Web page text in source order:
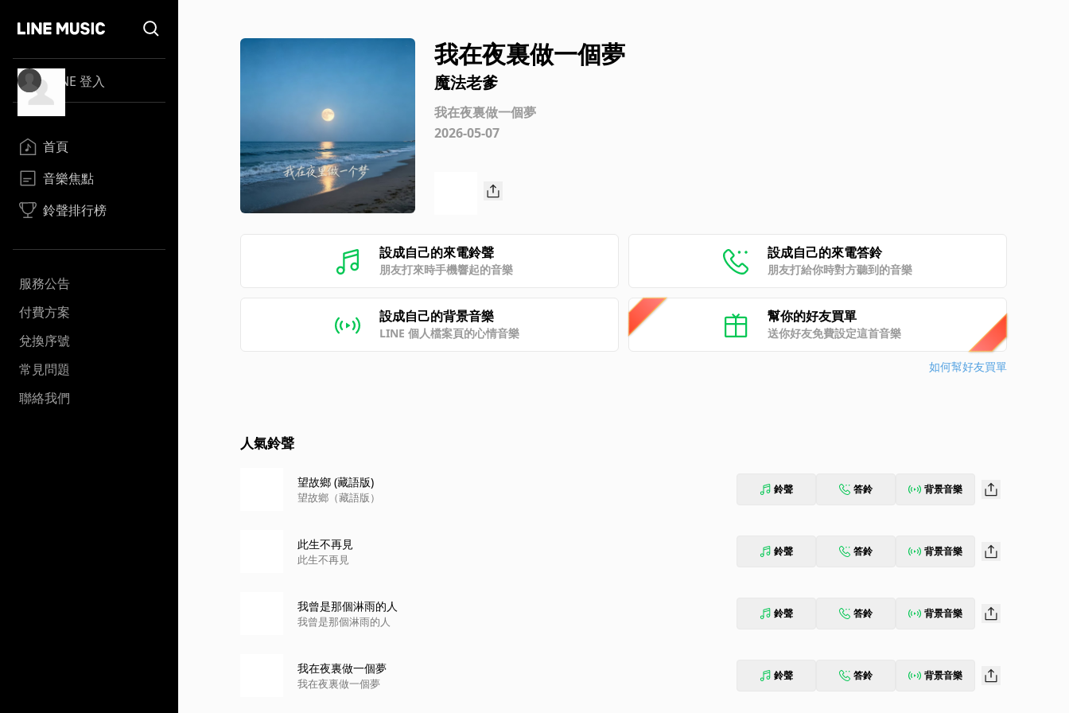
LINE 登入
首頁
音樂焦點
鈴聲排行榜
服務公告
付費方案
兌換序號
常見問題
聯絡我們
我在夜裏做一個夢
魔法老爹
我在夜裏做一個夢
2026-05-07
設成自己的來電鈴聲
朋友打來時手機響起的音樂
設成自己的來電答鈴
朋友打給你時對方聽到的音樂
設成自己的背景音樂
LINE 個人檔案頁的心情音樂
幫你的好友買單
送你好友免費設定這首音樂
如何幫好友買單
人氣鈴聲
望故鄉 (藏語版)
望故鄉（藏語版）
鈴聲 答鈴 背景音樂
此生不再見
此生不再見
鈴聲 答鈴 背景音樂
我曾是那個淋雨的人
我曾是那個淋雨的人
鈴聲 答鈴 背景音樂
我在夜裏做一個夢
我在夜裏做一個夢
鈴聲 答鈴 背景音樂